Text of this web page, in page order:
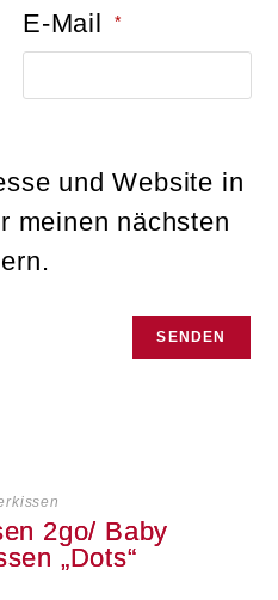
E-Mail *
und Website in
meinen nächsten